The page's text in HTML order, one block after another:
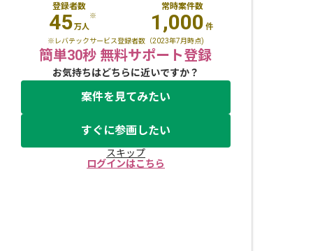
登録者数
45万人
※
常時案件数
1,000 件
※レバテックサービス登録者数（2023年7月時点)
簡単30秒 無料サポート登録
お気持ちはどちらに近いですか？
案件を見てみたい
すぐに参画したい
スキップ
ログインはこちら